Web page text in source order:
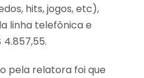
hits, jogos, etc),
linha telefônica e
pela relatora foi que